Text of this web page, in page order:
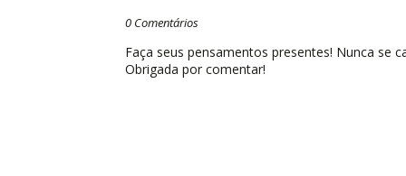
0 Comentários
Faça seus pensamentos presentes! Nunca se
Obrigada por comentar!